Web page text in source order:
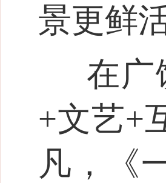
景更鲜
在广
+文艺+
凡，《